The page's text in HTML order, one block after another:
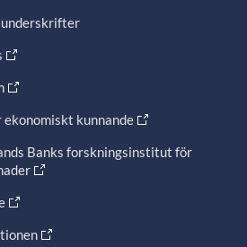
kunnande
Banks forskningsinstitut för